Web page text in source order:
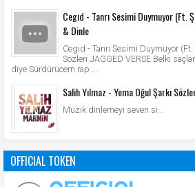
Cegıd - Tanrı Sesimi Duymuyor (Ft.
& Dinle
Cegıd - Tanrı Sesimi Duymuyor
Sözleri JAGGED VERSE Belki
diye Sürdürücem rap ...
Salih Yılmaz - Yema Oğul Şarkı
Müzik dinlemeyi seven si...
OFFICIAL TOKEN